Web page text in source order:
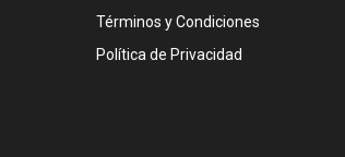
Términos y Condiciones
Política de Privacidad